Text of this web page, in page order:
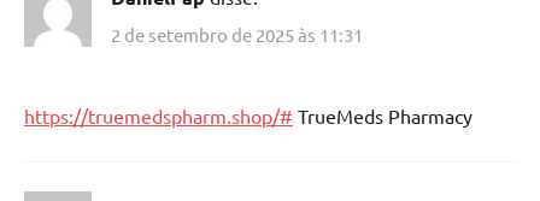
2 de setembro de 2025 às 11:31
https://truemedspharm.shop/# TrueMeds Pharmacy